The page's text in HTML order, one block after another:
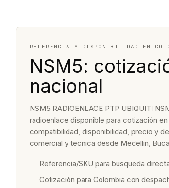
REFERENCIA Y DISPONIBILIDAD EN
NSM5:
nacional
NSM5 RADIOENLACE PTP UBIQUITI
radioenlace disponible para cotización
compatibilidad, disponibilidad, precio y
comercial y técnica desde Medellín,
Referencia/SKU para búsqueda
Cotización para Colombia con